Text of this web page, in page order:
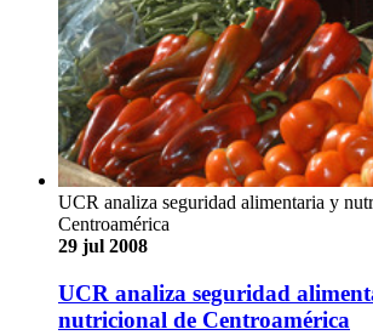
UCR analiza seguridad alimentaria y
Centroamérica
29 jul 2008
UCR analiza seguridad
nutricional de Centroamérica